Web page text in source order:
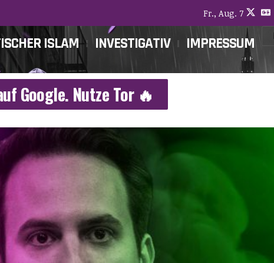
Fr., Aug. 7
ISLAM INVESTIGATIV IMPRESSUM
Google. Nutze Tor 🔥